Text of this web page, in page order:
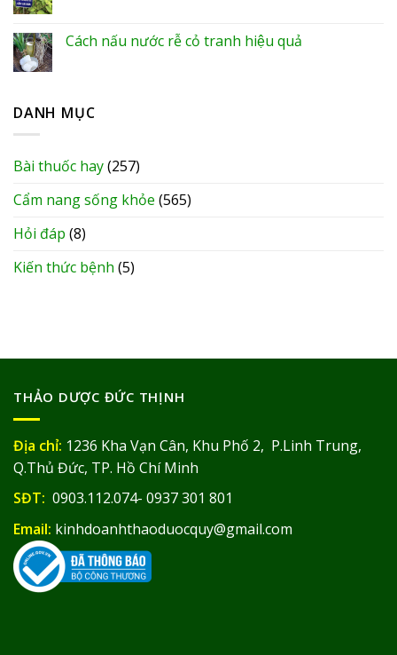
Cách nấu nước rễ cỏ tranh hiệu quả
DANH MỤC
Bài thuốc hay(257)
Cẩm nang sống khỏe (565)
Hỏi đáp (8)
Kiến thức bệnh (5)
THẢO DƯỢC ĐỨC THỊNH
Địa chỉ: 1236 Kha Vạn Cân, Khu Phố 2, P.Linh Trung,
Q.Thủ Đức, TP. Hồ Chí Minh
SĐT: 0903.112.074- 0937 301 801
Email: kinhdoanhthaoduocquy@gmail.com